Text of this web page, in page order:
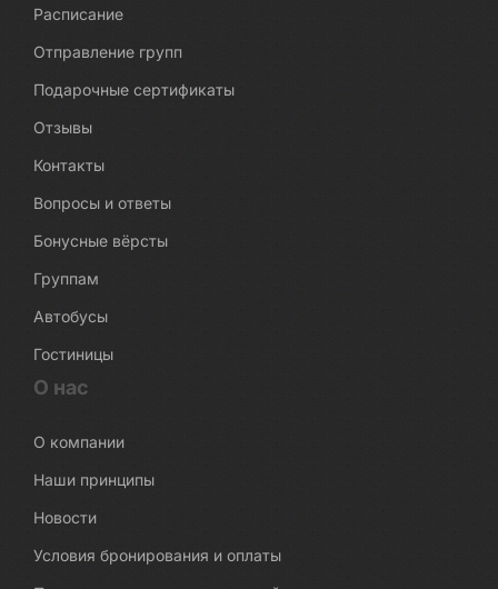
Расписание
Отправление групп
Подарочные сертификаты
Отзывы
Контакты
Вопросы и ответы
Бонусные вёрсты
Группам
Автобусы
Гостиницы
О нас
О компании
Наши принципы
Новости
Условия бронирования и оплаты